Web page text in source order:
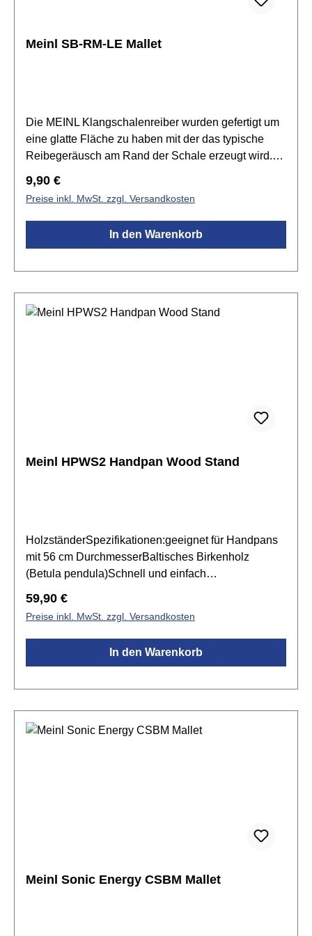
Meinl SB-RM-LE Mallet
Die MEINL Klangschalenreiber wurden gefertigt um
eine glatte Fläche zu haben mit der das typische
Reibegeräusch am Rand der Schale erzeugt wird.
Wildleder überzogen.Spezifikationen:Länge: 20,1
cmGewicht: 60 gMaterial: indischer Eukalyptus und
Wildledereingebranntes LogoMade in India
Regulärer Preis:
9,90 €
Preise inkl. MwSt. zzgl. Versandkosten
In den Warenkorb
Meinl HPWS2 Handpan Wood Stand
HolzständerSpezifikationen:geeignet für Handpans
mit 56 cm DurchmesserBaltisches Birkenholz
(Betula pendula)Schnell und einfach
erforderlichbequem im Sitzen spielen
Regulärer Preis:
59,90 €
Preise inkl. MwSt. zzgl. Versandkosten
In den Warenkorb
Meinl Sonic Energy CSBM Mallet